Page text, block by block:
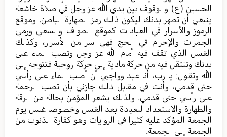
الحسين (ع) والوقوف بين يدي الله عز وجل في صلاة خاشعة
ينبغي أن تطهر بدنك ليكون ذلك رمزا لطهارة الباطن. وموقع
الرموز والأسرار في العبادات كموقع الطواف والسعي ورمي
الجمرات والإحرام في الحج فهي سر من الأسرار، وكذلك
الغسل الذي تقف فيه أمام الله عز وجل وتصب الماء على
بدنك وتنتقل فيه من حركة مادية إلى حركة روحية فتتوجه إلى
الله وتقول: يا رب، أنا عبد وواجبي أن أصب الماء على رأسي
حتى قدمي، وأنت في مقابل ذلك جازني بأن تصب الرحمة
على رأسي حتى قدمي. ولذلك يشعر المؤمن بحالة من الرقة
والطهارة والاستعداد للعبادة بعد الغسل وخصوصا غسل يوم
الجمعة المؤكد عليه كثيرا في الروايات وهو كفارة الذنوب من
الجمعة إلى الجمعة.